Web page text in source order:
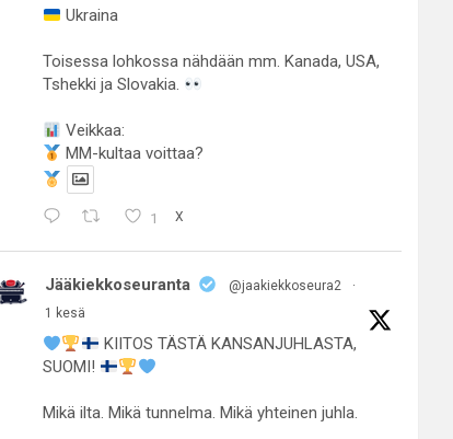
Ukraina
Toisessa lohkossa nähdään mm. Kanada, USA,
Tshekki ja Slovakia.
Veikkaa:
MM-kultaa voittaa?
1 X
Jääkiekkoseuranta @jaakiekkoseura2
·
1 kesä
KIITOS TÄSTÄ KANSANJUHLASTA,
SUOMI!
Mikä ilta. Mikä tunnelma. Mikä yhteinen juhla.